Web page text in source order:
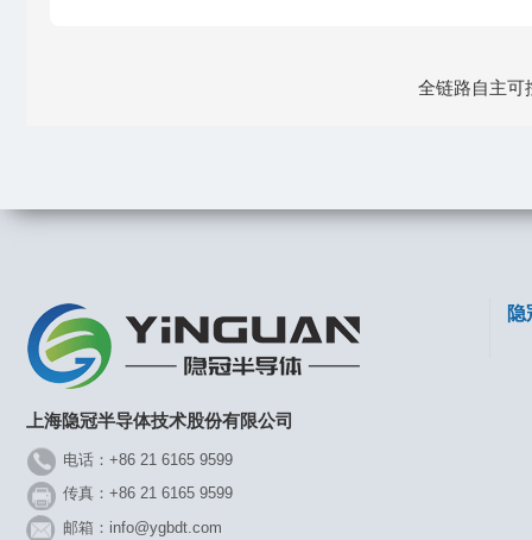
全链路自主可
上海隐冠半导体技术股份有限公司
电话：+86 21 6165 9599
传真：+86 21 6165 9599
邮箱：info@ygbdt.com
隐